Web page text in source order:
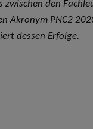
zwischen den
Akronym PNC2
dessen Erfolge.